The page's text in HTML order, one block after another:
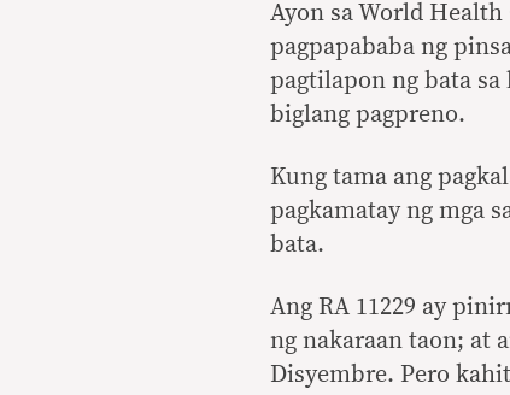
Ayon sa World
pagpapababa ng
pagtilapon ng bata sa
biglang pagpreno.
Kung tama ang
pagkamatay ng mga
bata.
Ang RA 11229 ay
ng nakaraan taon; at
Disyembre. Pero